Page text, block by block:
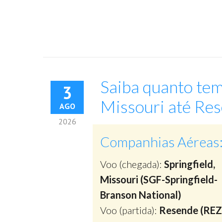
3
AGO
2026
Saiba quanto
Missouri até
Companhias
Voo (chegada): Springfield,
Missouri (SGF-Springfield-
Branson National)
Voo (partida): Resende